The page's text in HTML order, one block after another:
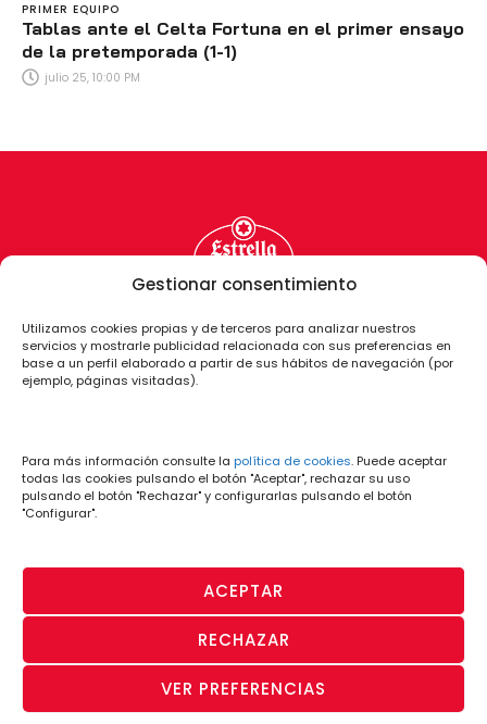
Gestionar consentimiento
Utilizamos cookies propias y de terceros para analizar nuestros
servicios y mostrarle publicidad relacionada con sus preferencias en
base a un perfil elaborado a partir de sus hábitos de navegación (por
ejemplo, páginas visitadas).
Para más información consulte la política de cookies. Puede aceptar
todas las cookies pulsando el botón "Aceptar", rechazar su uso
pulsando el botón "Rechazar" y configurarlas pulsando el botón
"Configurar".
ACEPTAR
RECHAZAR
VER PREFERENCIAS
PRIMER EQUIPO
Tablas ante el Celta Fortuna en el primer ensayo
de la pretemporada (1-1)
julio 25, 10:00 PM
Condiciones de
Uso
de
Cookies
Privacidad